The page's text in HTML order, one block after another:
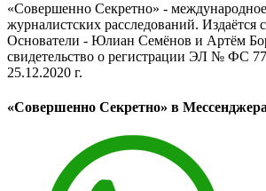
«Совершенно Секретно» -
журналистских расследований. Издаётся
Основатели - Юлиан Семёнов и Артём
свидетельство о регистрации ЭЛ № ФС
25.12.2020 г.
«Совершенно Секретно» в